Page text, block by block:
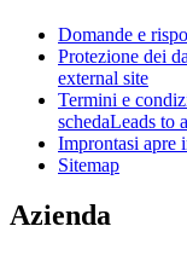
Domande e
Protezione dei
external site
Termini e
schedaLeads to
Improntasi apre
Sitemap
Azienda